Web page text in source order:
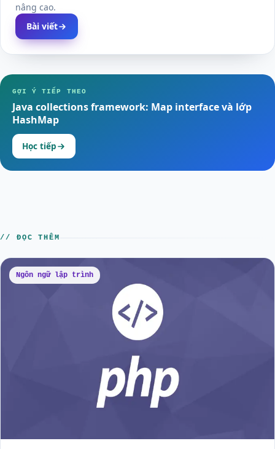
nâng cao.
Bài viết
GỢI Ý TIẾP THEO
Java collections framework: Map interface và lớp
HashMap
Học tiếp
// ĐỌC THÊM
Ngôn ngữ lập trình